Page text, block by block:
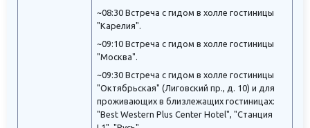
~08:30 Встреча с гидом в холле гостиницы
"Карелия".
~09:10 Встреча с гидом в холле гостиницы
"Москва".
~09:30 Встреча с гидом в холле гостиницы
"Октябрьская" (Лиговский пр., д. 10) и для
проживающих в близлежащих гостиницах:
"Best Western Plus Center Hotel", "Станция